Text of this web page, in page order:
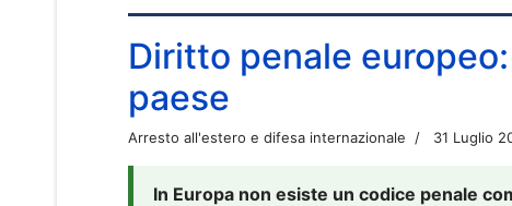
Diritto penale
paese
Arresto all'estero e difesa internazionale 31 Luglio
In Europa non esiste un codice penale